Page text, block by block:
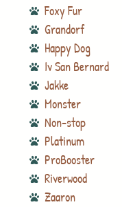
Foxy Fur
Grandorf
Happy Dog
Iv San Bernard
Jakke
Monster
Non-stop
Platinum
ProBooster
Riverwood
Zaaron